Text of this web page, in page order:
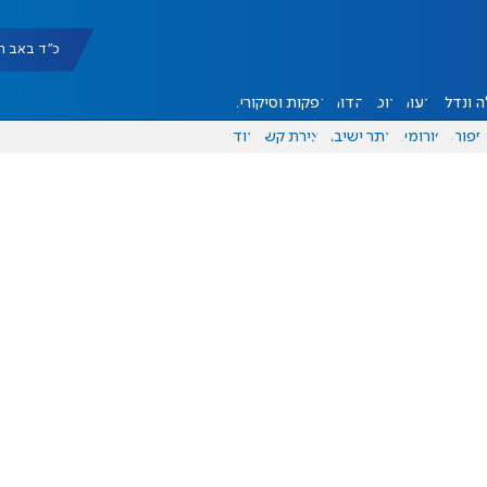
כ"ד באב תשפ"ו
ונדל"ן דעות אוכל יהדות הפקות וסיקורים
ספורט פורומים אתר ישיבה יצירת קשר עוד